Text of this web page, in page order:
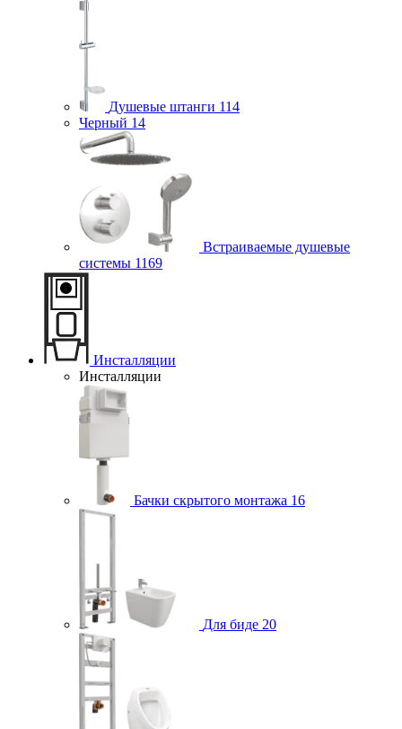
Душевые штанги 114
Черный 14
Встраиваемые душевые
системы 1169
Инсталляции
Инсталляции
Бачки скрытого монтажа 16
Для биде 20